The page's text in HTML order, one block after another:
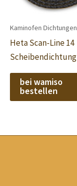
Kaminofen Dichtungen
Heta Scan-Line 14
Scheibendichtung
bei wamiso
bestellen